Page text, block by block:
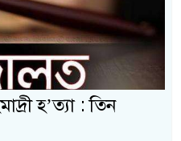
হ’ত্যা : তিন